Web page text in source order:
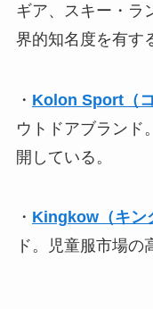
ギア、スキー・ラ
界的知名度を有す
・ Kolon Sport（
ウトドアブランド
開している。
・ Kingkow（キン
ド。児童服市場の